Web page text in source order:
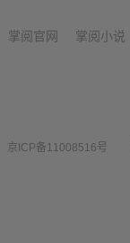
掌阅官网 掌阅小说
京ICP备11008516号